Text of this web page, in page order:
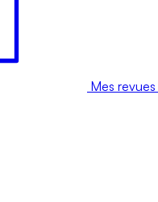
Mes